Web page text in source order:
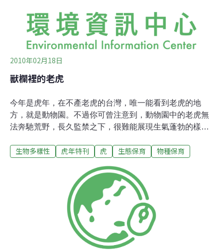
揚，或因身體扁平延長如一把大刀，而有鬼頭刀之名。是
花東海域延繩釣的重要
2010年02月18日
獸欄裡的老虎
今年是虎年，在不產老虎的台灣，唯一能看到老虎的地
方，就是動物園。不過你可曾注意到，動物園中的老虎無
法奔馳荒野，長久監禁之下，很難能展現生氣蓬勃的樣
分是因為單調無聊的環境，無法滿足動物的身心需求所導
而是正在無聊與受苦。之前有個新聞，據英國媒體披露，
從1943年到1957年，至少43名感染傷寒的英國女子被衛
生部門秘密關進了薩里郡的長樹林精神病院中與世隔絕，
據幾名該精神病院的前護士透露，這所醫院就像是監獄一
樣，許多女傷寒病人入院前神智正常，可後來都被關得發
了瘋。動物又何嘗不是如此？難怪有人將動物園比喻為
「精神病園」，而其中的動物就是被囚禁其中，失去自
生物多樣性 虎年特刊 虎 生態保育 物種保育